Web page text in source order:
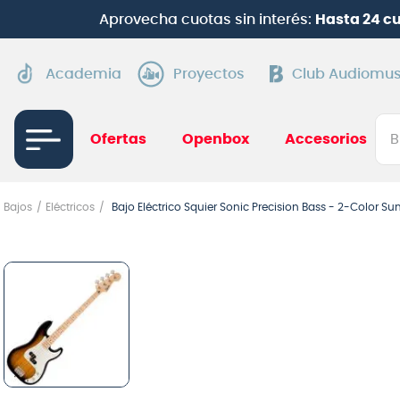
¡Suscríbete en
Academia Proyectos Club
Ofertas Openbox Accesorios
Bajos Eléctricos Bajo Eléctrico Squier Sonic Precision Bass - 2-Color
1.